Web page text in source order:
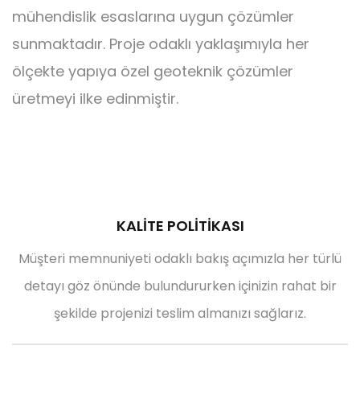
mühendislik esaslarına uygun çözümler
sunmaktadır. Proje odaklı yaklaşımıyla her
ölçekte yapıya özel geoteknik çözümler
üretmeyi ilke edinmiştir.
KALİTE POLİTİKASI
Müşteri memnuniyeti odaklı bakış açımızla her türlü
detayı göz önünde bulundururken içinizin rahat bir
şekilde projenizi teslim almanızı sağlarız.